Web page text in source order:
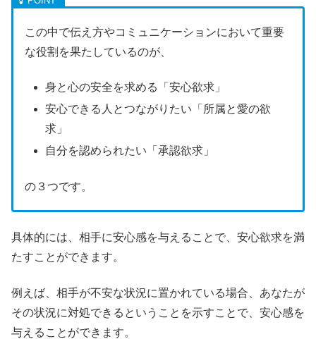
この中で伝え方やコミュニケーションにおいて重要
な役割を果たしているのが、
身と心の安全を求める「安心欲求」
安心できる人とつながりたい「所属と愛の欲
求」
自分を認められたい「承認欲求」
の３つです。
具体的には、相手に安心感を与えることで、安心欲求を満
たすことができます。
例えば、相手が不安な状況に置かれている場合、あなたが
その状況に対処できるということを示すことで、安心感を
与えることができます。